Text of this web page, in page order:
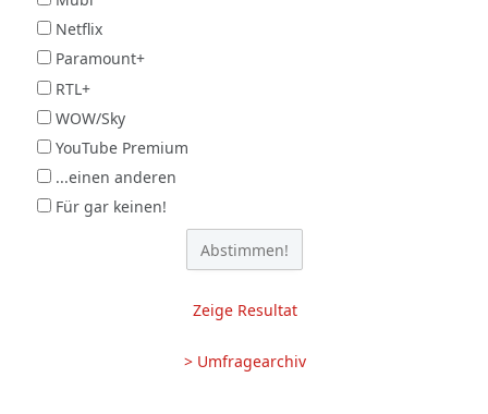
Netflix
Paramount+
RTL+
WOW/Sky
YouTube Premium
...einen anderen
Für gar keinen!
Zeige Resultat
> Umfragearchiv